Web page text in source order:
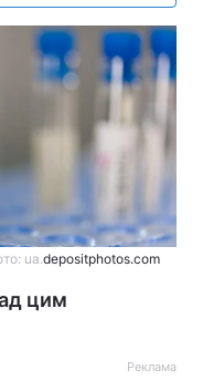
ua.depositphotos.com
цим
Реклама